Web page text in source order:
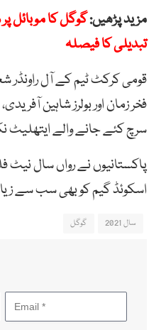
مزید پڑھیں:گوگل کا موبائل
تبدیلی کا فیصلہ
قومی کرکٹ ٹیم کے آل
فخر زمان اور بولرز شاہین
سرچ کئے جانے والے ایتھلیٹ
پاکستانیوں نے رواں سال
اسکوئڈ گیم کو بھی سب سے
سال 2021 گوگل